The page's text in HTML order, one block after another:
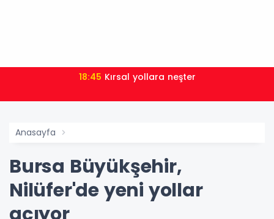
18:45 Kırsal yollara neşter
Anasayfa
Bursa Büyükşehir,
Nilüfer'de yeni yollar